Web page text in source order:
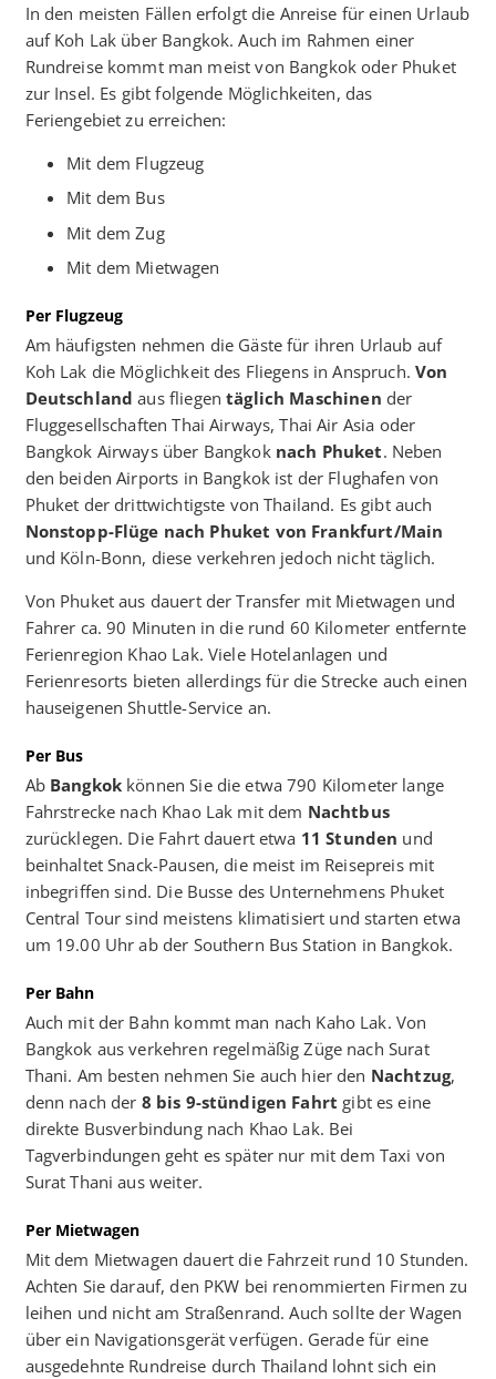
In den meisten Fällen erfolgt die Anreise für einen Urlaub
auf Koh Lak über Bangkok. Auch im Rahmen einer
Rundreise kommt man meist von Bangkok oder Phuket
zur Insel. Es gibt folgende Möglichkeiten, das
Feriengebiet zu erreichen:
Mit dem Flugzeug
Mit dem Bus
Mit dem Zug
Mit dem Mietwagen
Per Flugzeug
Am häufigsten nehmen die Gäste für ihren Urlaub auf
Koh Lak die Möglichkeit des Fliegens in Anspruch. Von
Deutschland aus fliegentäglich Maschinen der
Fluggesellschaften Thai Airways, Thai Air Asia oder
Bangkok Airways über Bangkok nach Phuket. Neben
den beiden Airports in Bangkok ist der Flughafen von
Phuket der drittwichtigste von Thailand. Es gibt auch
Nonstopp-Flüge nach Phuket von Frankfurt/Main
und Köln-Bonn, diese verkehren jedoch nicht täglich.
Von Phuket aus dauert der Transfer mit Mietwagen und
Fahrer ca. 90 Minuten in die rund 60 Kilometer entfernte
Ferienregion Khao Lak. Viele Hotelanlagen und
Ferienresorts bieten allerdings für die Strecke auch einen
hauseigenen Shuttle-Service an.
Per Bus
Ab Bangkok können Sie die etwa 790 Kilometer lange
Fahrstrecke nach Khao Lak mit dem Nachtbus
zurücklegen. Die Fahrt dauert etwa 11 Stunden und
beinhaltet Snack-Pausen, die meist im Reisepreis mit
inbegriffen sind. Die Busse des Unternehmens Phuket
Central Tour sind meistens klimatisiert und starten etwa
um 19.00 Uhr ab der Southern Bus Station in Bangkok.
Per Bahn
Auch mit der Bahn kommt man nach Kaho Lak. Von
Bangkok aus verkehren regelmäßig Züge nach Surat
Thani. Am besten nehmen Sie auch hier den Nachtzug,
denn nach der 8 bis 9-stündigen Fahrt gibt es eine
direkte Busverbindung nach Khao Lak. Bei
Tagverbindungen geht es später nur mit dem Taxi von
Surat Thani aus weiter.
Per Mietwagen
Mit dem Mietwagen dauert die Fahrzeit rund 10 Stunden.
Achten Sie darauf, den PKW bei renommierten Firmen zu
leihen und nicht am Straßenrand. Auch sollte der Wagen
über ein Navigationsgerät verfügen. Gerade für eine
ausgedehnte Rundreise durch Thailand lohnt sich ein